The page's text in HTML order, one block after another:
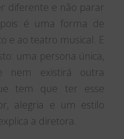
diferente e não parar
é uma forma de
e ao teatro musical. E
uma persona única,
nem existirá outra
tem que ter esse
alegria e um estilo
a diretora.